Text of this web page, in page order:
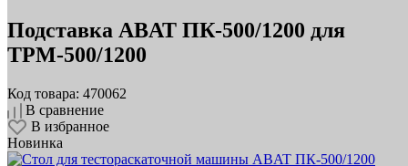
Подставка ABAT ПК-500/1200 для
ТРМ-500/1200
Код товара: 470062
В сравнение
В избранное
Новинка